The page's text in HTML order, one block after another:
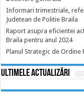
Informari trimestriale,
Judetean de Politie Braila
Raport asupra eficientei
Braila pentru anul 2024
Planul Strategic de Ordine
Ultimele actualizări